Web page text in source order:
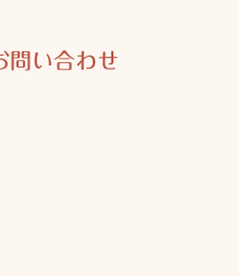
問い合わせ